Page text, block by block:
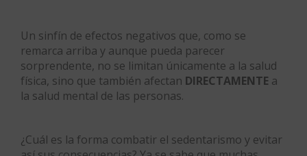
Un sinfín de efectos negativos que, como se
remarca arriba y aunque pueda parecer
sorprendente, no se limitan únicamente a la salud
física, sino que también afectan DIRECTAMENTE a
la salud mental de las personas.
¿Cuál es la forma combatir el sedentarismo y evitar